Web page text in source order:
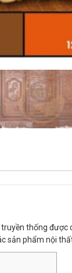
thống được
sản phẩm nội